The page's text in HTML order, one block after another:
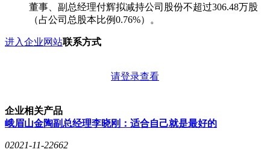
董事、副总经理付辉拟减持公司股份不超过306.48万股
（占公司总股本比例0.76%）。
进入企业网站联系方式
请登录查看
企业相关产品
峨眉山金陶副总经理李晓刚：适合自己就是最好的
02021-11-22662